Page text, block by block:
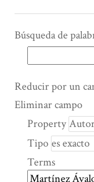
Búsqueda de
Number
rows
"Reducir
por
Reducir por un
Search Property
Tipo de búsqueda
Términos de
Ensamblador de
Eliminar campo
Property
Tipo
Terms